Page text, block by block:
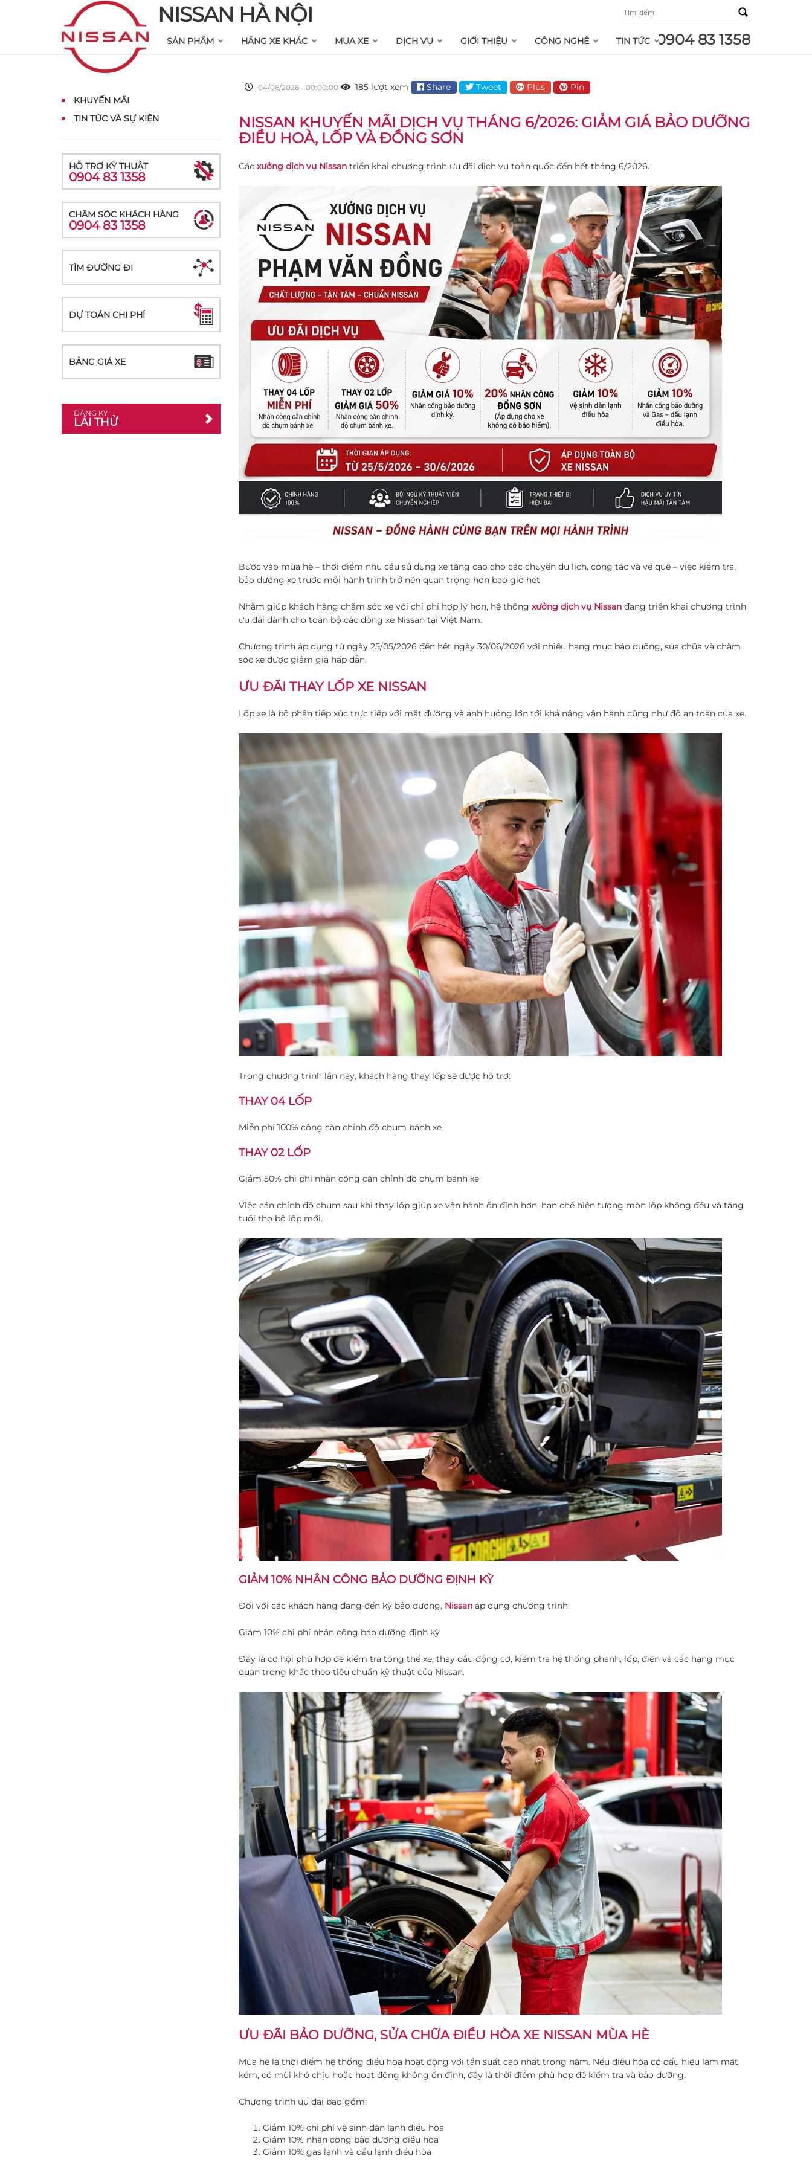
NISSAN HÀ NỘI
0904 83 1358
SẢN PHẨM HÃNG XE KHÁC MUA XE DỊCH VỤ GIỚI THIỆU CÔNG NGHỆ TIN TỨC
KHUYẾN MÃI
TIN TỨC VÀ SỰ KIỆN
HỖ TRỢ KỸ THUẬT
0904 83 1358
CHĂM SÓC KHÁCH HÀNG
0904 83 1358
TÌM ĐƯỜNG ĐI
DỰ TOÁN CHI PHÍ
BẢNG GIÁ XE
ĐĂNG KÝ
LÁI THỬ
04/06/2026 - 00:00:00 185 lượt xem Share Tweet Plus Pin
NISSAN KHUYẾN MÃI DỊCH VỤ THÁNG 6/2026: GIẢM GIÁ BẢO DƯỠNG
ĐIỀU HOÀ, LỐP VÀ ĐỒNG SƠN
Các xưởng dịch vụ Nissantriển khai chương trình ưu đãi dịch vụ toàn quốc đến hết tháng 6/2026.
Bước vào mùa hè – thời điểm nhu cầu sử dụng xe tăng cao cho các chuyến du lịch, công tác và về quê – việc kiểm tra,
bảo dưỡng xe trước mỗi hành trình trở nên quan trọng hơn bao giờ hết.
Nhằm giúp khách hàng chăm sóc xe với chi phí hợp lý hơn, hệ thống xưởng dịch vụ Nissanđang triển khai chương trình
ưu đãi dành cho toàn bộ các dòng xe Nissan tại Việt Nam.
Chương trình áp dụng từ ngày 25/05/2026 đến hết ngày 30/06/2026 với nhiều hạng mục bảo dưỡng, sửa chữa và chăm
sóc xe được giảm giá hấp dẫn.
ƯU ĐÃI THAY LỐP XE NISSAN
Lốp xe là bộ phận tiếp xúc trực tiếp với mặt đường và ảnh hưởng lớn tới khả năng vận hành cũng như độ an toàn của xe.
Trong chương trình lần này, khách hàng thay lốp sẽ được hỗ trợ:
THAY 04 LỐP
Miễn phí 100% công căn chỉnh độ chụm bánh xe
THAY 02 LỐP
Giảm 50% chi phí nhân công căn chỉnh độ chụm bánh xe
Việc cân chỉnh độ chụm sau khi thay lốp giúp xe vận hành ổn định hơn, hạn chế hiện tượng mòn lốp không đều và tăng
tuổi thọ bộ lốp mới.
GIẢM 10% NHÂN CÔNG BẢO DƯỠNG ĐỊNH KỲ
Đối với các khách hàng đang đến kỳ bảo dưỡng, Nissanáp dụng chương trình:
Giảm 10% chi phí nhân công bảo dưỡng định kỳ
Đây là cơ hội phù hợp để kiểm tra tổng thể xe, thay dầu động cơ, kiểm tra hệ thống phanh, lốp, điện và các hạng mục
quan trọng khác theo tiêu chuẩn kỹ thuật của Nissan.
ƯU ĐÃI BẢO DƯỠNG, SỬA CHỮA ĐIỀU HÒA XE NISSAN MÙA HÈ
Mùa hè là thời điểm hệ thống điều hòa hoạt động với tần suất cao nhất trong năm. Nếu điều hòa có dấu hiệu làm mát
kém, có mùi khó chịu hoặc hoạt động không ổn định, đây là thời điểm phù hợp để kiểm tra và bảo dưỡng.
Chương trình ưu đãi bao gồm:
Giảm 10% chi phí vệ sinh dàn lạnh điều hòa
Giảm 10% nhân công bảo dưỡng điều hòa
Giảm 10% gas lạnh và dầu lạnh điều hòa